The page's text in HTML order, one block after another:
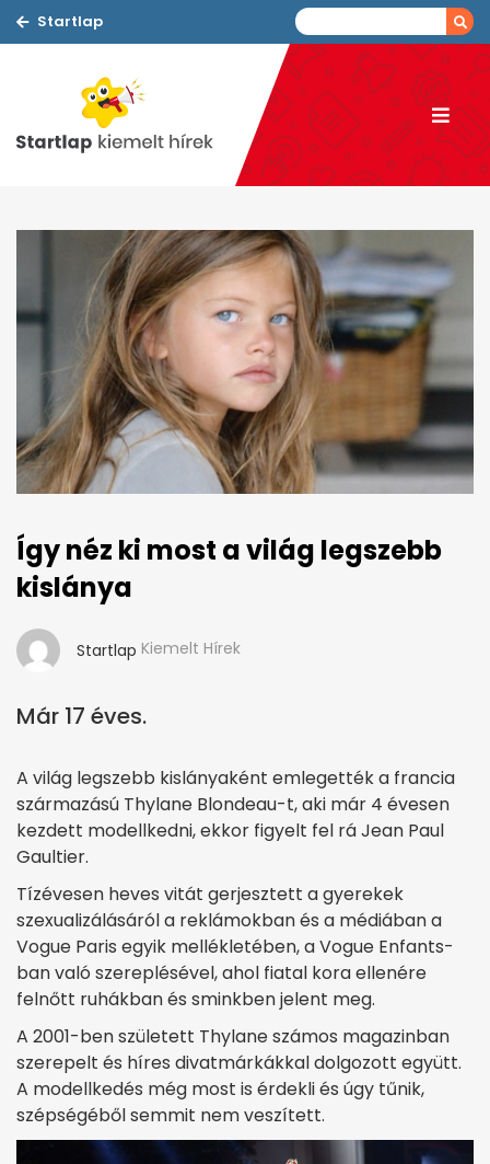
Startlap
Így néz ki most a világ legszebb
kislánya
Startlap Kiemelt Hírek
Már 17 éves.
A világ legszebb kislányaként emlegették a francia
származású Thylane Blondeau-t, aki már 4 évesen
kezdett modellkedni, ekkor figyelt fel rá Jean Paul
Gaultier.
Tízévesen heves vitát gerjesztett a gyerekek
szexualizálásáról a reklámokban és a médiában a
Vogue Paris egyik mellékletében, a Vogue Enfants-
ban való szereplésével, ahol fiatal kora ellenére
felnőtt ruhákban és sminkben jelent meg.
A 2001-ben született Thylane számos magazinban
szerepelt és híres divatmárkákkal dolgozott együtt.
A modellkedés még most is érdekli és úgy tűnik,
szépségéből semmit nem veszített.